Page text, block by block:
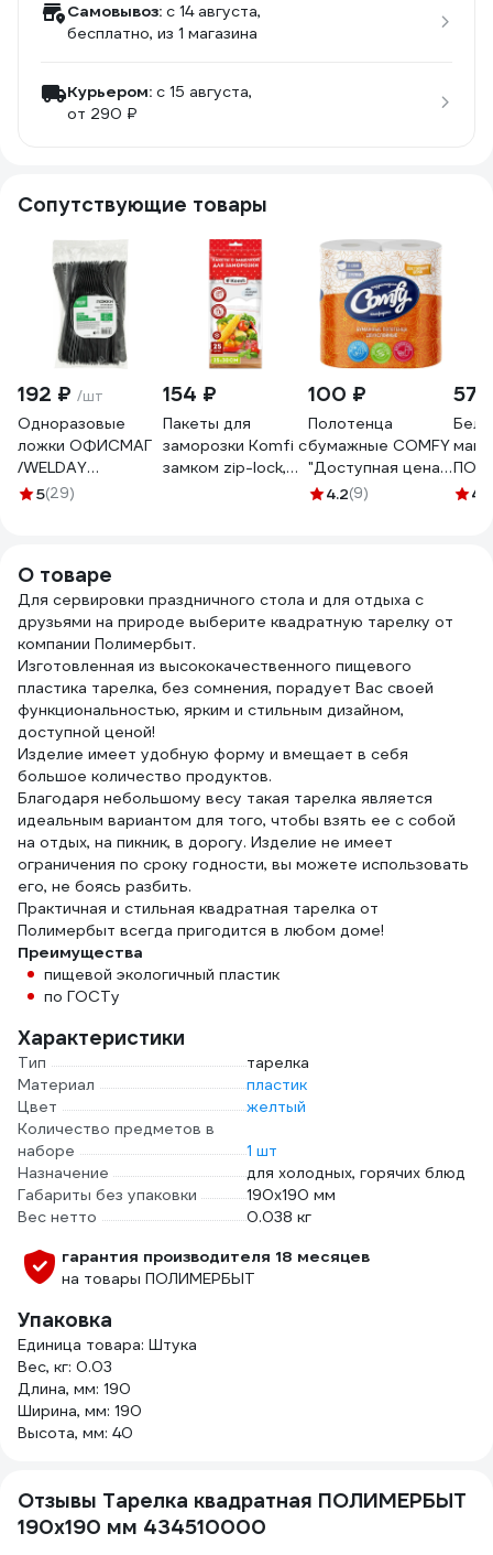
Самовывоз: c 14 августа,
бесплатно, из 1 магазина
Курьером: c 15 августа,
от 290 ₽
Сопутствующие товары
192 ₽ /шт
Одноразовые
ложки ОФИСМАГ
/WELDAY
столовые 180мм
черные, , 607836
5(29)
154 ₽
Пакеты для
заморозки Komfi с
замком zip-lock,
100 ₽
Полотенца
бумажные COMFY
"Доступная цена"
2-сл. 2 рул./вл.12
4.2(9) 4.8
О товаре
Для сервировки праздничного стола и для отдыха с
друзьями на природе выберите квадратную тарелку от
компании Полимербыт.
Изготовленная из высококачественного пищевого
пластика тарелка, без сомнения, порадует Вас своей
функциональностью, ярким и стильным дизайном,
доступной ценой!
Изделие имеет удобную форму и вмещает в себя
большое количество продуктов.
Благодаря небольшому весу такая тарелка является
идеальным вариантом для того, чтобы взять ее с собой
на отдых, на пикник, в дорогу. Изделие не имеет
ограничения по сроку годности, вы можете использовать
его, не боясь разбить.
Практичная и стильная квадратная тарелка от
Полимербыт всегда пригодится в любом доме!
Преимущества
пищевой экологичный пластик
по ГОСТу
Характеристики
Тип
тарелка
Материал
пластик
Цвет
желтый
Количество предметов в
наборе
1 шт
Назначение
для холодных, горячих блюд
Габариты без упаковки
190х190 мм
Вес нетто
0.038 кг
гарантия производителя 18 месяцев
на товары ПОЛИМЕРБЫТ
Упаковка
Единица товара: Штука
Вес, кг: 0.03
Длина, мм: 190
Ширина, мм: 190
Высота, мм: 40
Отзывы Тарелка квадратная ПОЛИМЕРБЫТ
190x190 мм 434510000